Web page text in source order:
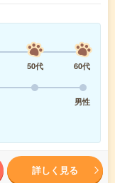
50代
60代
男性
詳しく見る